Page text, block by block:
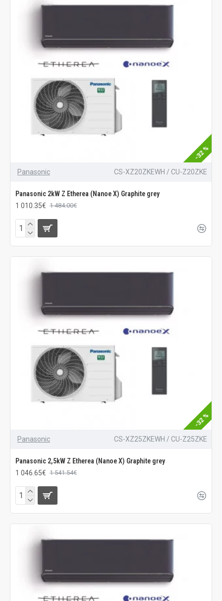
-32 %
Panasonic CS-XZ20ZKEWH / CU-Z20ZKE
Panasonic 2kW Z Etherea (Nanoe X) Graphite grey
1 010.35€ 1 484.00€
-32 %
Panasonic CS-XZ25ZKEWH / CU-Z25ZKE
Panasonic 2,5kW Z Etherea (Nanoe X) Graphite grey
1 046.65€ 1 541.54€